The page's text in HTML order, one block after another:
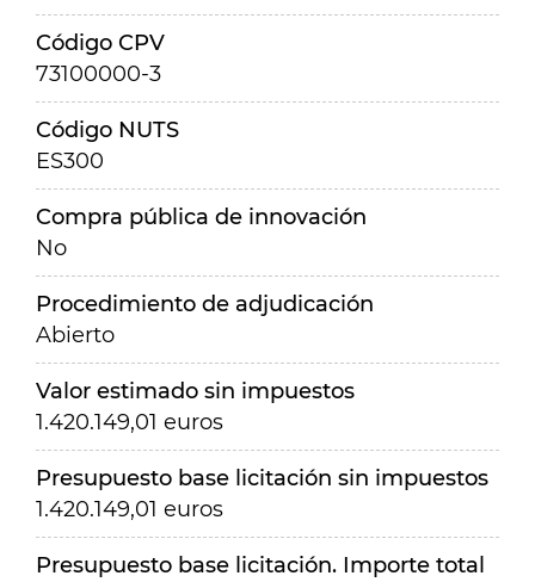
Código CPV
73100000-3
Código NUTS
ES300
Compra pública de innovación
No
Procedimiento de adjudicación
Abierto
Valor estimado sin impuestos
1.420.149,01 euros
Presupuesto base licitación sin impuestos
1.420.149,01 euros
Presupuesto base licitación. Importe total